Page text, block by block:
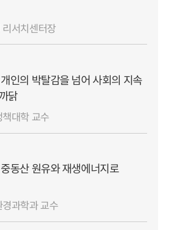
서치센터장
인의 박탈감을 넘어 사회의 지속
닭
대학 교수
동산 원유와 재생에너지로
과학과 교수